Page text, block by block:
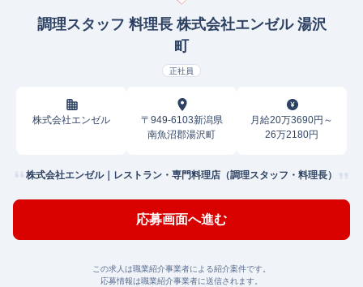
調理スタッフ 料理長 株式会社エンゼル 湯沢
町
正社員
株式会社エンゼル
〒949-6103新潟県
南魚沼郡湯沢町
月給20万3690円～
26万2180円
株式会社エンゼル｜レストラン・専門料理店（調理スタッフ・料理長）
応募画面へ進む
この求人は職業紹介事業者による紹介案件です。
応募情報は職業紹介事業者に送信されます。